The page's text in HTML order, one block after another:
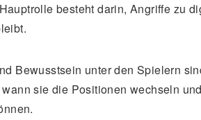
besteht darin, Angriffe zu
Bewusstsein unter den Spielern
sie die Positionen wechseln